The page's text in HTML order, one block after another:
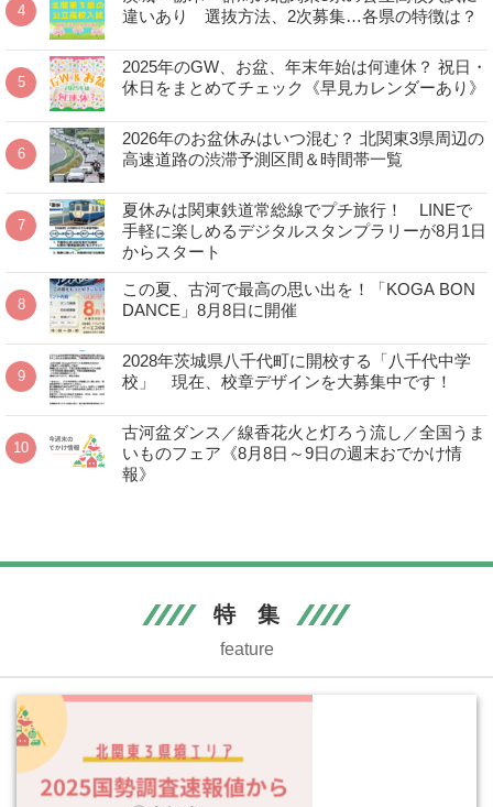
違いあり 選抜方法、2次募集…各県の特徴は？
2025年のGW、お盆、年末年始は何連休？ 祝日・
休日をまとめてチェック《早見カレンダーあり》
2026年のお盆休みはいつ混む？ 北関東3県周辺の
高速道路の渋滞予測区間＆時間帯一覧
夏休みは関東鉄道常総線でプチ旅行！ LINEで
手軽に楽しめるデジタルスタンプラリーが8月1日
からスタート
この夏、古河で最高の思い出を！「KOGA BON
DANCE」8月8日に開催
2028年茨城県八千代町に開校する「八千代中学
校」 現在、校章デザインを大募集中です！
古河盆ダンス／線香花火と灯ろう流し／全国うま
いものフェア《8月8日～9日の週末おでかけ情
報》
特 集
feature